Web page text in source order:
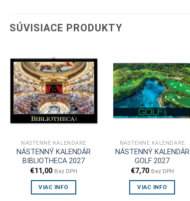
SÚVISIACE PRODUKTY
NÁSTENNÉ KALENDÁRE
NÁSTENNÝ KALENDÁR
BIBLIOTHECA 2027
€11,00 Bez DPH
VIAC INFO
NÁSTENNÉ KALENDÁRE
NÁSTENNÝ KALENDÁR
GOLF 2027
€7,70 Bez DPH
VIAC INFO